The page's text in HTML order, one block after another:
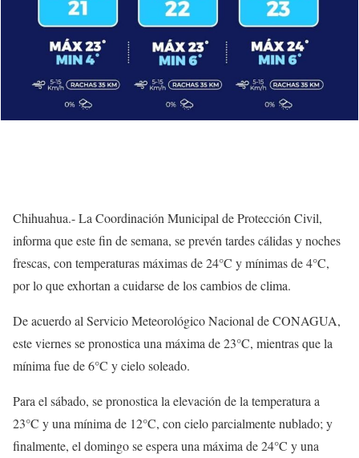
Chihuahua.- La Coordinación Municipal de Protección Civil,
informa que este fin de semana, se prevén tardes cálidas y noches
frescas, con temperaturas máximas de 24°C y mínimas de 4°C,
por lo que exhortan a cuidarse de los cambios de clima.
De acuerdo al Servicio Meteorológico Nacional de CONAGUA,
este viernes se pronostica una máxima de 23°C, mientras que la
mínima fue de 6°C y cielo soleado.
Para el sábado, se pronostica la elevación de la temperatura a
23°C y una mínima de 12°C, con cielo parcialmente nublado; y
finalmente, el domingo se espera una máxima de 24°C y una